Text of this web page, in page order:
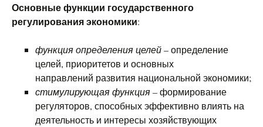
Основные функции государственного
регулирования экономики:
функция определения целей– определение
целей, приоритетов и основных
направлений развития национальной экономики;
стимулирующая функция– формирование
регуляторов, способных эффективно влиять на
деятельность и интересы хозяйствующих